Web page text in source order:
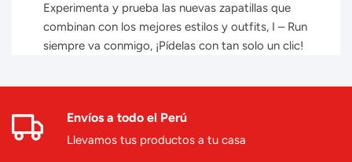
Experimenta y prueba las nuevas zapatillas que
combinan con los mejores estilos y outfits, I – Run
siempre va conmigo, ¡Pídelas con tan solo un clic!
Envíos a todo el Perú
Llevamos tus productos a tu casa